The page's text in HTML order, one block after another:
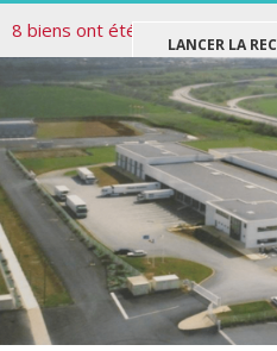
8 biens ont été trouvés pour